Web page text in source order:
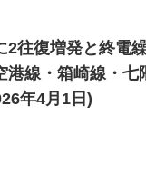
2往復増発と終電
港線・箱崎線・七
年4月1日)